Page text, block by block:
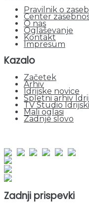
Pravilnik o
Center
O nas
Oglaševanje
Kontakt
Impresum
Kazalo
Začetek
Arhiv
Idrijske novice
Spletni arhiv
TV Studio
Mali oglasi
Zadnje slovo
Zadnji prispevki